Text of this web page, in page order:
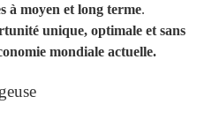
à moyen et long terme.
unique, optimale et sans
mondiale actuelle.